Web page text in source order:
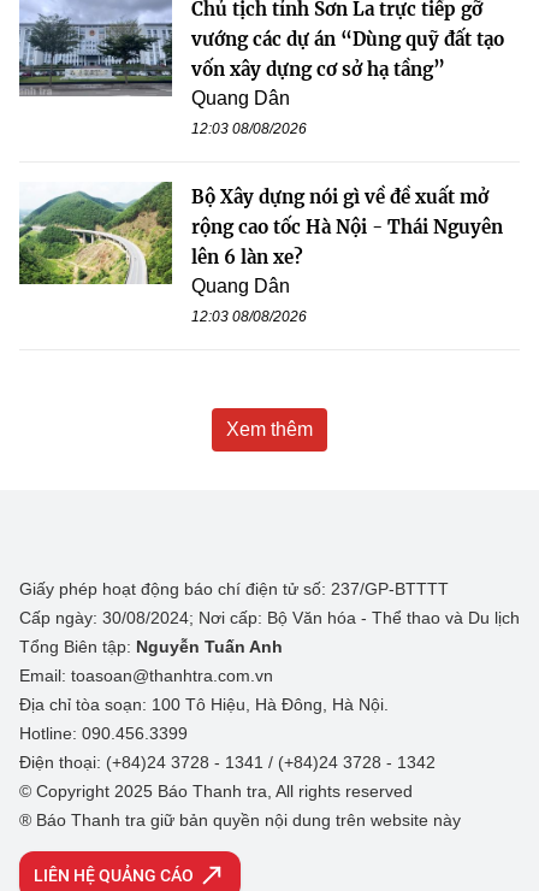
Chủ tịch tỉnh Sơn La trực tiếp gỡ
vướng các dự án “Dùng quỹ đất tạo
vốn xây dựng cơ sở hạ tầng”
Quang Dân
12:03 08/08/2026
Bộ Xây dựng nói gì về đề xuất mở
rộng cao tốc Hà Nội - Thái Nguyên
lên 6 làn xe?
Quang Dân
12:03 08/08/2026
Xem thêm
Giấy phép hoạt động báo chí điện tử số: 237/GP-BTTTT
Cấp ngày: 30/08/2024; Nơi cấp: Bộ Văn hóa - Thể thao và Du lịch
Tổng Biên tập: Nguyễn Tuấn Anh
Email: toasoan@thanhtra.com.vn
Địa chỉ tòa soạn: 100 Tô Hiệu, Hà Đông, Hà Nội.
Hotline: 090.456.3399
Điện thoại: (+84)24 3728 - 1341 / (+84)24 3728 - 1342
© Copyright 2025 Báo Thanh tra, All rights reserved
® Báo Thanh tra giữ bản quyền nội dung trên website này
LIÊN HỆ QUẢNG CÁO